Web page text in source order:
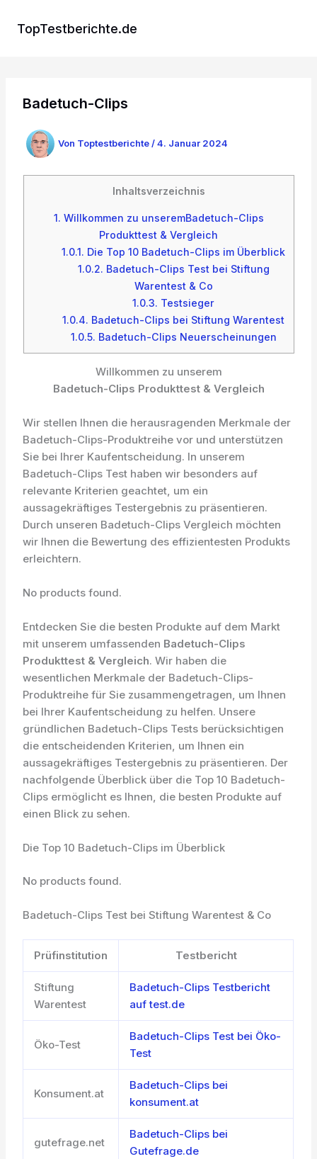
InhaltTopTestberichte.de
Badetuch-Clips
Von Toptestberichte /4. Januar 2024
Inhaltsverzeichnis
1. Willkommen zu unseremBadetuch-Clips
Produkttest & Vergleich
1.0.1. Die Top 10 Badetuch-Clips im Überblick
1.0.2. Badetuch-Clips Test bei Stiftung
Warentest & Co
1.0.3. Testsieger
1.0.4. Badetuch-Clips bei Stiftung Warentest
1.0.5. Badetuch-Clips Neuerscheinungen
Willkommen zu unserem
Badetuch-Clips Produkttest & Vergleich
Wir stellen Ihnen die herausragenden Merkmale der
Badetuch-Clips-Produktreihe vor und unterstützen
Sie bei Ihrer Kaufentscheidung. In unserem
Badetuch-Clips Test haben wir besonders auf
relevante Kriterien geachtet, um ein
aussagekräftiges Testergebnis zu präsentieren.
Durch unseren Badetuch-Clips Vergleich möchten
wir Ihnen die Bewertung des effizientesten Produkts
erleichtern.
No products found.
Entdecken Sie die besten Produkte auf dem Markt
mit unserem umfassenden Badetuch-Clips
Produkttest & Vergleich. Wir haben die
wesentlichen Merkmale der Badetuch-Clips-
Produktreihe für Sie zusammengetragen, um Ihnen
bei Ihrer Kaufentscheidung zu helfen. Unsere
gründlichen Badetuch-Clips Tests berücksichtigen
die entscheidenden Kriterien, um Ihnen ein
aussagekräftiges Testergebnis zu präsentieren. Der
nachfolgende Überblick über die Top 10 Badetuch-
Clips ermöglicht es Ihnen, die besten Produkte auf
einen Blick zu sehen.
Die Top 10 Badetuch-Clips im Überblick
No products found.
Badetuch-Clips Test bei Stiftung Warentest & Co
Prüfinstitution Testbericht
Stiftung
Warentest
Badetuch-Clips Testbericht
auf test.de
Öko-Test
Badetuch-Clips Test bei Öko-
Test
Konsument.at
Badetuch-Clips bei
konsument.at
gutefrage.net
Badetuch-Clips bei
Gutefrage.de